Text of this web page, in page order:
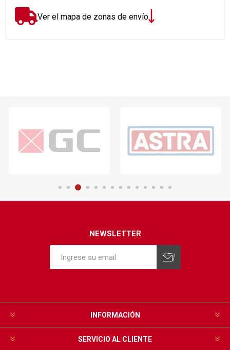
Ver el mapa de zonas de envío
NEWSLETTER
INFORMACIÓN
SERVICIO AL CLIENTE